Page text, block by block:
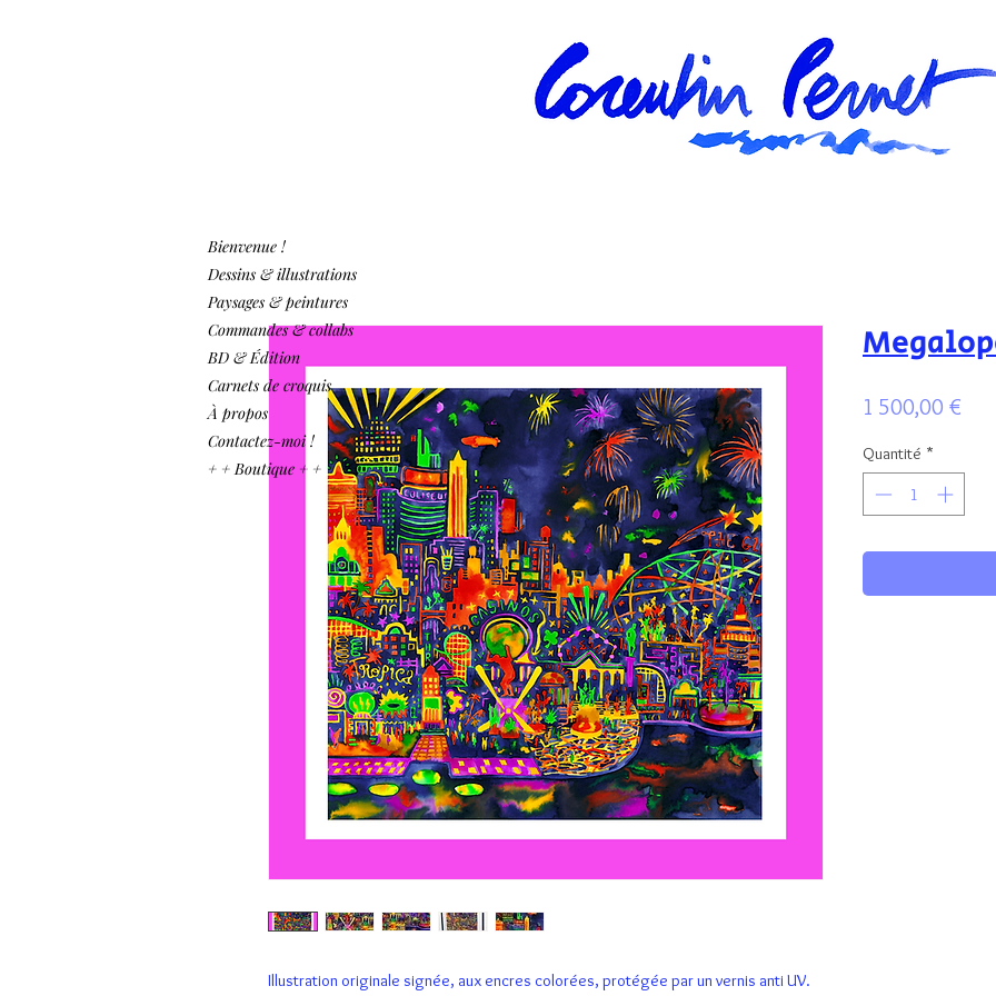
Bienvenue !
Dessins & illustrations
Paysages & peintures
Commandes & collabs
BD & Édition
Carnets de croquis
À propos
Contactez-moi !
+ + Boutique + +
Illustration originale signée, aux encres colorées, protégée par un vernis anti UV.
1 500,00 €
Quantité *